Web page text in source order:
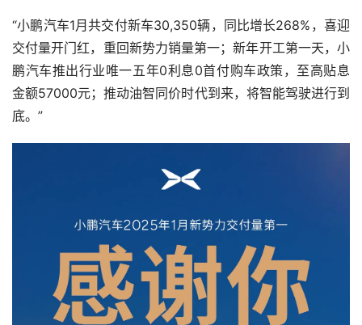
“小鹏汽车1月共交付新车30,350辆，同比增长268%，喜迎
交付量开门红，重回新势力销量第一；新年开工第一天，小
鹏汽车推出行业唯一五年0利息0首付购车政策，至高贴息
金额57000元；推动油智同价时代到来，将智能驾驶进行到
底。”